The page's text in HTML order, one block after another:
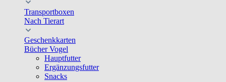
Transportboxen
Nach Tierart
Geschenkkarten
Bücher Vogel
Hauptfutter
Ergänzungsfutter
Snacks